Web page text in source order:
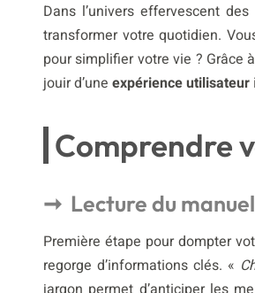
Dans l’univers effervescent des
transformer votre quotidien.
pour simplifier votre vie ? Grâce
jouir d’uneexpérience utilisateur
Comprendre
Lecture du
Première étape pour dompter
regorge d’informations clés. «